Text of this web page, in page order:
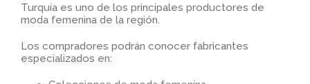
Turquía es uno de los principales productores de
moda femenina de la región.
Los compradores podrán conocer fabricantes
especializados en: